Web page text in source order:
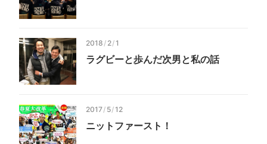
2018 / 2/1
ラグビーと歩んだ次男と私の話
2017/ 5/12
ニットファースト！